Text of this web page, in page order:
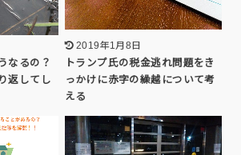
なるの？
返してし
2019年1月8日
トランプ氏の税金逃れ問題をき
っかけに赤字の繰越について考
える